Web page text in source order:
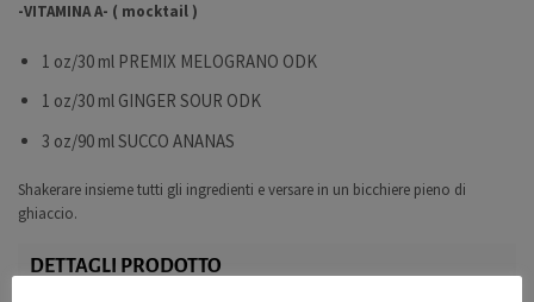
-VITAMINA A- ( mocktail )
1 oz/30 ml PREMIX MELOGRANO ODK
1 oz/30 ml GINGER SOUR ODK
3 oz/90 ml SUCCO ANANAS
Shakerare insieme tutti gli ingredienti e versare in un bicchiere pieno di
ghiaccio.
DETTAGLI PRODOTTO